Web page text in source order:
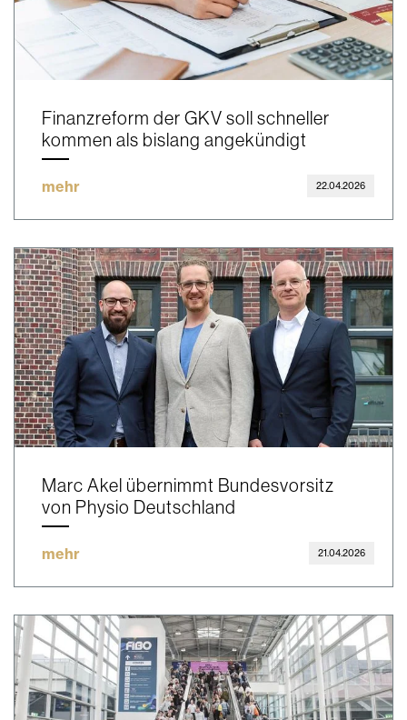
Finanzreform der GKV soll schneller
kommen als bislang angekündigt
mehr 22.04.2026
Marc Akel übernimmt Bundesvorsitz
von Physio Deutschland
mehr 21.04.2026